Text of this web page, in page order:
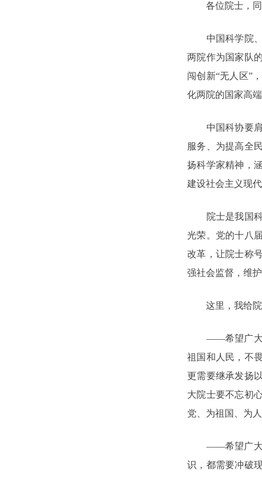
各位院士，同
中国科学院、
两院作为国家队
闯创新“无人区”
化两院的国家高
中国科协要肩
服务、为提高全
扬科学家精神，
建设社会主义现
院士是我国科
光荣。党的十八
改革，让院士称
强社会监督，维
这里，我给院
——希望广大院
祖国和人民，不
更需要继承发扬
大院士要不忘初
党、为祖国、为
——希望广大院
识，都需要冲破